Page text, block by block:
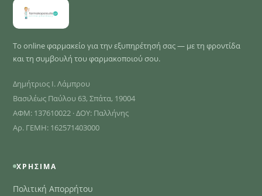
Το online φαρμακείο για την εξυπηρέτησή σας — με τη φροντίδα
και τη συμβουλή του φαρμακοποιού σου.
Δημήτριος Ι. Λάμπρου
Βασιλέως Παύλου 63, Σπάτα, 19004
ΑΦΜ: 137610022 · ΔΟΥ: Παλλήνης
Αρ. ΓΕΜΗ: 162571403000
ΧΡΉΣΙΜΑ
Πολιτική Απορρήτου